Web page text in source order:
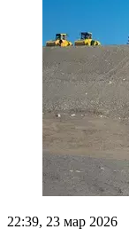
22:39, 23 мар 2026